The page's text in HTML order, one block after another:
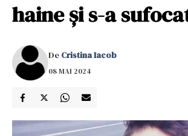
haine și s-a
De Cristina Iacob
08 MAI 2024